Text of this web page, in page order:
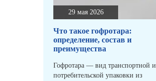
29 мая 2026
Что такое гофротара:
определение, состав и
преимущества
Гофротара — вид транспортной и
потребительской упаковки из